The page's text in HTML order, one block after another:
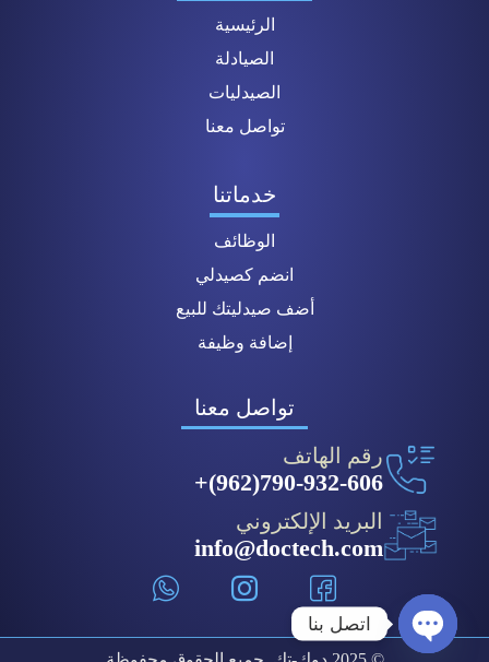
الرئيسية
الصيادلة
الصيدليات
تواصل معنا
خدماتنا
الوظائف
انضم كصيدلي
أضف صيدليتك للبيع
إضافة وظيفة
تواصل معنا
رقم الهاتف
790-932-606(962)+
البريد الإلكتروني
info@doctech.com
اتصل بنا